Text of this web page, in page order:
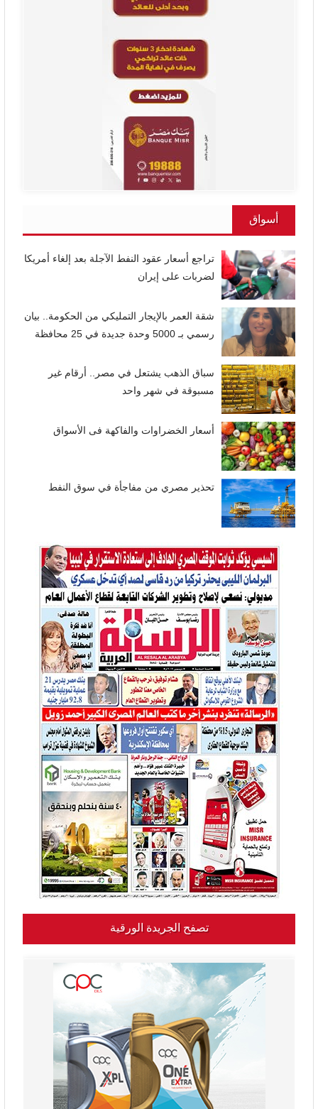
أسواق
تراجع أسعار عقود النفط الآجلة بعد إلغاء أمريكا
لضربات على إيران
شقة العمر بالإيجار التمليكي من الحكومة.. بيان
رسمي بـ 5000 وحدة جديدة في 25 محافظة
سباق الذهب يشتعل في مصر.. أرقام غير
مسبوقة في شهر واحد
أسعار الخضراوات والفاكهة فى الأسواق
تحذير مصري من مفاجأة في سوق النفط
تصفح الجريدة الورقية